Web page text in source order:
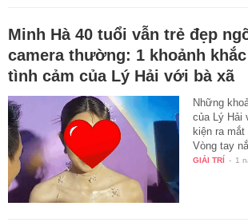
Minh Hà 40 tuổi vẫn trẻ đẹp
camera thường: 1 khoảnh
tình cảm của Lý Hải với bà xã
Những
của Lý Hải
kiện ra
Vòng tay
GIẢI TRÍ - 1